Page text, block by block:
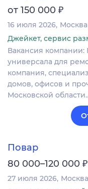
от 150 000 ₽
16 июля 2026 Москва
Джейкет, сервис
Вакансия
универсала для
компания,
домов, офисов и
Московской
Повар
80 000–120 000 ₽
27 июля 2026 Москва